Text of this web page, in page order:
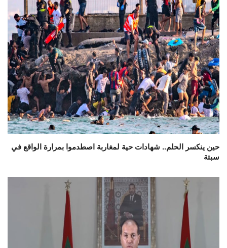
حين ينكسر الحلم.. شهادات حية لمغاربة اصطدموا بمرارة الواقع في
سبتة